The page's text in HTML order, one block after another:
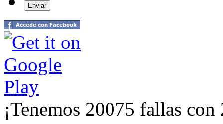
¡Tenemos 20075 fallas